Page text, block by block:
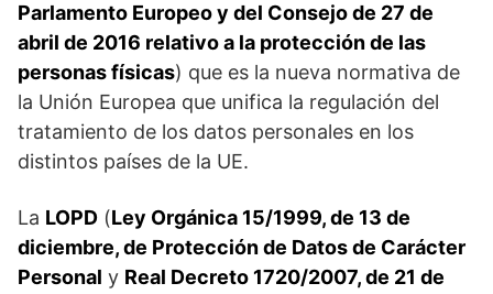
Parlamento Europeo y del Consejo de 27 de
abril de 2016 relativo a la protección de las
personas físicas) que es la nueva normativa de
la Unión Europea que unifica la regulación del
tratamiento de los datos personales en los
distintos países de la UE.
La LOPD (Ley Orgánica 15/1999, de 13 de
diciembre, de Protección de Datos de Carácter
Personal y Real Decreto 1720/2007, de 21 de